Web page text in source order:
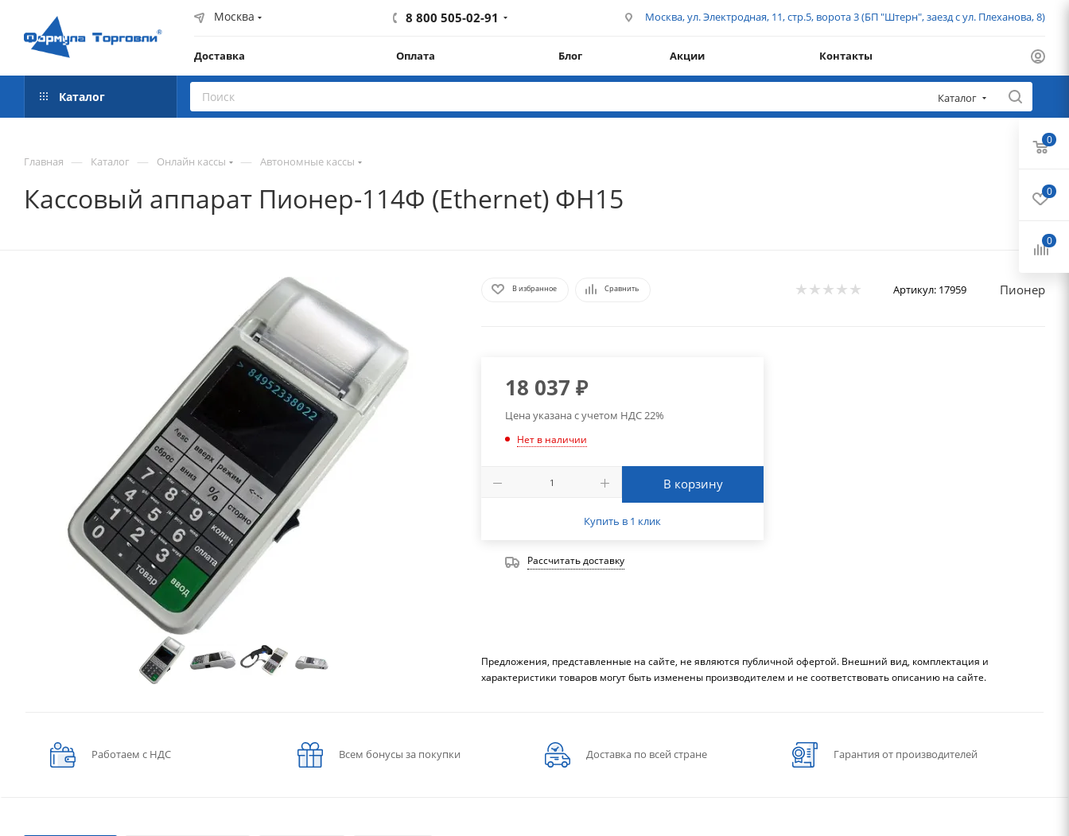
Москва 8 800 505-02-91 Москва, ул. Электродная, 11, стр.5, ворота 3 (БП "Штерн", заезд с ул. Плеханова, 8)
Доставка Оплата Блог Акции Контакты
Каталог Каталог
Главная — Каталог — Онлайн кассы — Автономные кассы
Кассовый аппарат Пионер-114Ф (Ethernet) ФН15
В избранное Сравнить Артикул: 17959 Пионер
18 037 ₽
Цена указана с учетом НДС 22%
Нет в наличии
В корзину
Купить в 1 клик
Рассчитать доставку
Предложения, представленные на сайте, не являются публичной офертой. Внешний вид, комплектация и
характеристики товаров могут быть изменены производителем и не соответствовать описанию на сайте.
Работаем с НДС Всем бонусы за покупки Доставка по всей стране Гарантия от производителей
0
0
0